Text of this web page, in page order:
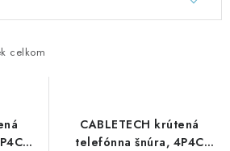
celkom
CABLETECH krútená
telefónna šnúra, 4P4C